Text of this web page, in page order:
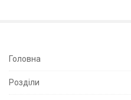
S
Головна
Розділи